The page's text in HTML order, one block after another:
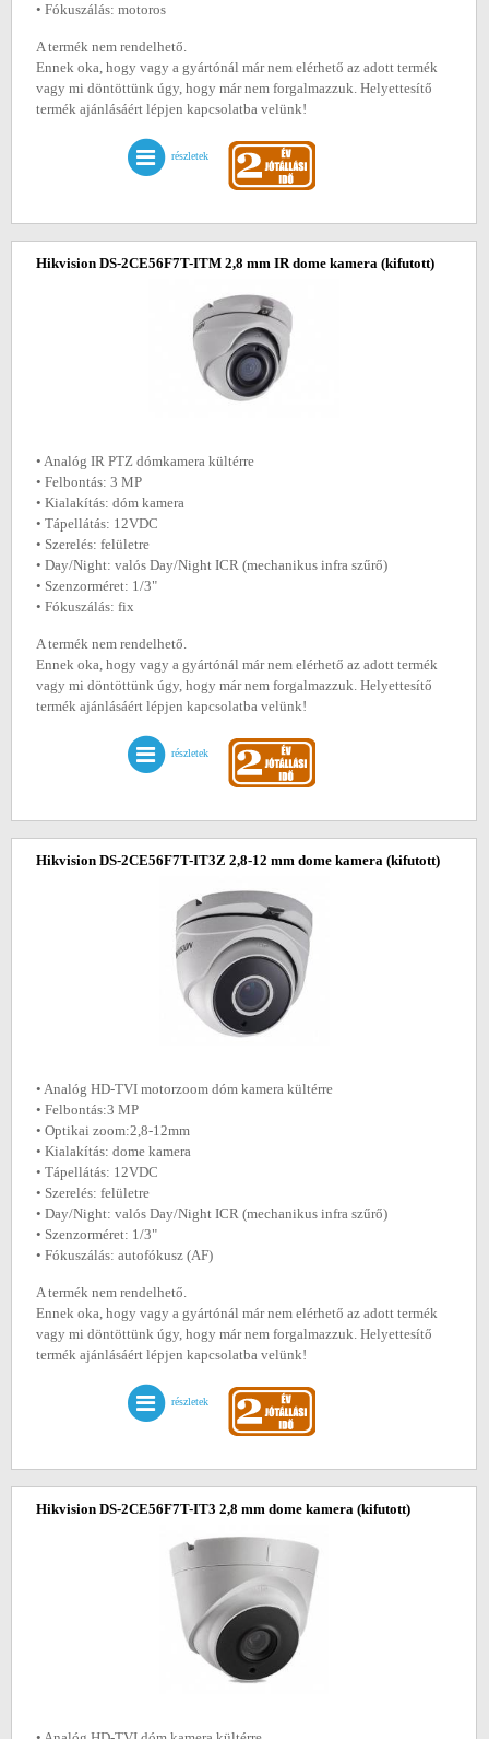
• Fókuszálás: motoros
A termék nem rendelhető.
Ennek oka, hogy vagy a gyártónál már nem elérhető az adott termék
vagy mi döntöttünk úgy, hogy már nem forgalmazzuk. Helyettesítő
termék ajánlásáért lépjen kapcsolatba velünk!
részletek
Hikvision DS-2CE56F7T-ITM 2,8 mm IR dome kamera (kifutott)
• Analóg IR PTZ dómkamera kültérre
• Felbontás: 3 MP
• Kialakítás: dóm kamera
• Tápellátás: 12VDC
• Szerelés: felületre
• Day/Night: valós Day/Night ICR (mechanikus infra szűrő)
• Szenzorméret: 1/3"
• Fókuszálás: fix
A termék nem rendelhető.
Ennek oka, hogy vagy a gyártónál már nem elérhető az adott termék
vagy mi döntöttünk úgy, hogy már nem forgalmazzuk. Helyettesítő
termék ajánlásáért lépjen kapcsolatba velünk!
részletek
Hikvision DS-2CE56F7T-IT3Z 2,8-12 mm dome kamera (kifutott)
• Analóg HD-TVI motorzoom dóm kamera kültérre
• Felbontás:3 MP
• Optikai zoom:2,8-12mm
• Kialakítás: dome kamera
• Tápellátás: 12VDC
• Szerelés: felületre
• Day/Night: valós Day/Night ICR (mechanikus infra szűrő)
• Szenzorméret: 1/3"
• Fókuszálás: autofókusz (AF)
A termék nem rendelhető.
Ennek oka, hogy vagy a gyártónál már nem elérhető az adott termék
vagy mi döntöttünk úgy, hogy már nem forgalmazzuk. Helyettesítő
termék ajánlásáért lépjen kapcsolatba velünk!
részletek
Hikvision DS-2CE56F7T-IT3 2,8 mm dome kamera (kifutott)